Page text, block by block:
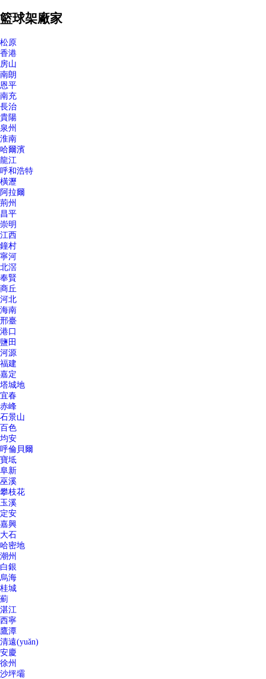
籃球架廠家
松原
香港
房山
南朗
恩平
南充
長治
貴陽
泉州
淮南
哈爾濱
龍江
呼和浩特
橫瀝
阿拉爾
荊州
昌平
崇明
江西
鐘村
寧河
北滘
奉賢
商丘
河北
海南
邢臺
港口
鹽田
河源
福建
嘉定
塔城地
宜春
赤峰
石景山
百色
均安
呼倫貝爾
寶坻
阜新
巫溪
攀枝花
玉溪
定安
嘉興
大石
哈密地
潮州
白銀
烏海
桂城
薊
湛江
西寧
鷹潭
清遠(yuǎn)
安慶
徐州
沙坪壩